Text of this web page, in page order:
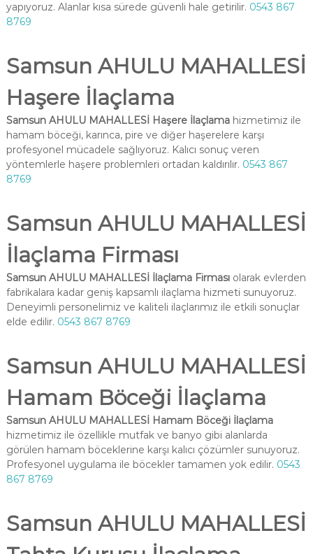
yapıyoruz. Alanlar kısa sürede güvenli hale getirilir. 0543 867
8769
Samsun AHULU MAHALLESİ
Haşere İlaçlama
Samsun AHULU MAHALLESİ Haşere İlaçlamahizmetimiz ile
hamam böceği, karınca, pire ve diğer haşerelere karşı
profesyonel mücadele sağlıyoruz. Kalıcı sonuç veren
yöntemlerle haşere problemleri ortadan kaldırılır. 0543 867
8769
Samsun AHULU MAHALLESİ
İlaçlama Firması
Samsun AHULU MAHALLESİ İlaçlama Firmasıolarak evlerden
fabrikalara kadar geniş kapsamlı ilaçlama hizmeti sunuyoruz.
Deneyimli personelimiz ve kaliteli ilaçlarımız ile etkili sonuçlar
elde edilir. 0543 867 8769
Samsun AHULU MAHALLESİ
Hamam Böceği İlaçlama
Samsun AHULU MAHALLESİ Hamam Böceği İlaçlama
hizmetimiz ile özellikle mutfak ve banyo gibi alanlarda
görülen hamam böceklerine karşı kalıcı çözümler sunuyoruz.
Profesyonel uygulama ile böcekler tamamen yok edilir. 0543
867 8769
Samsun AHULU MAHALLESİ